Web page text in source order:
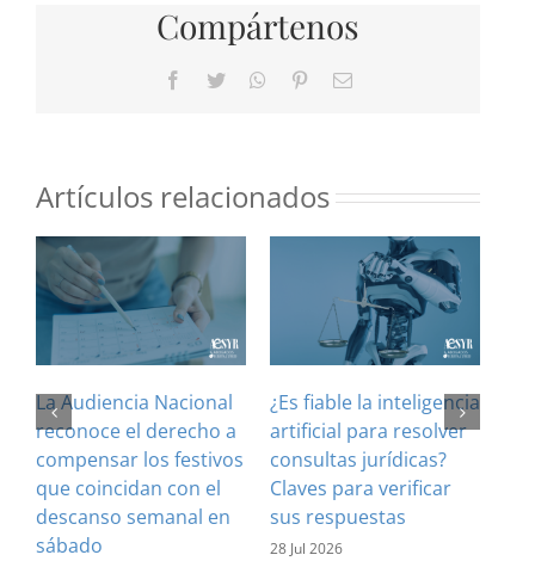
Compártenos
Facebook
Twitter WhatsApp
PinterestCorreo
Artículos relacionados
La Audiencia Nacional
reconoce el derecho a
compensar los festivos
que coincidan con el
descanso semanal en
sábado
¿Es fiable la inteligencia
artificial para resolver
consultas jurídicas?
Claves para verificar
sus respuestas
28 Jul 2026